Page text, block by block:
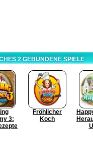
2 GEBUNDENE SPIELE
3:
Fröhlicher
Koch